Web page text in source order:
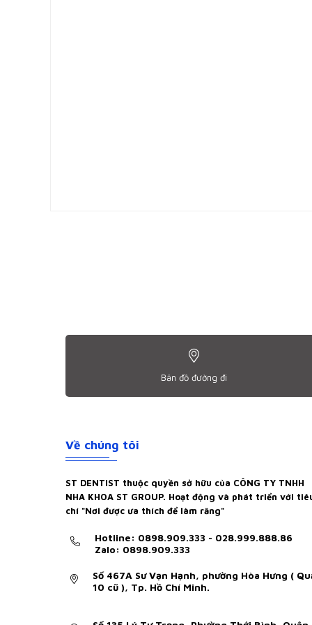
Bản đồ đường đi
Về chúng tôi
ST DENTIST thuộc quyền sở hữu của CÔNG TY TNHH
NHA KHOA ST GROUP. Hoạt động và phát triển với
chí "Nơi được ưa thích để làm răng"
Hotline: 0898.909.333 - 028.999.888.86
Zalo: 0898.909.333
Số 467A Sư Vạn Hạnh, phường Hòa Hưng (
10 cũ ), Tp. Hồ Chí Minh.